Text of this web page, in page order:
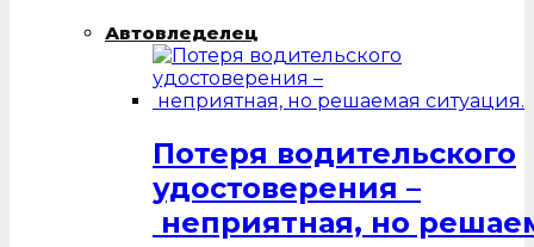
Автовледелец
Потеря водительского
удостоверения –
неприятная, но